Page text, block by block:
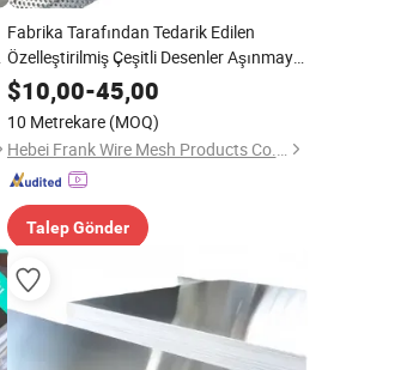
Fabrika Tarafından Tedarik Edilen
Özelleştirilmiş Çeşitli Desenler Aşınmaya
Dayanıklı Korozyon Önleyici Alüminyum
Perfore Metal Plaka
$10,00-45,00
10 Metrekare (MOQ)
Hebei Frank Wire Mesh Products Co., Ltd.
Talep Gönder